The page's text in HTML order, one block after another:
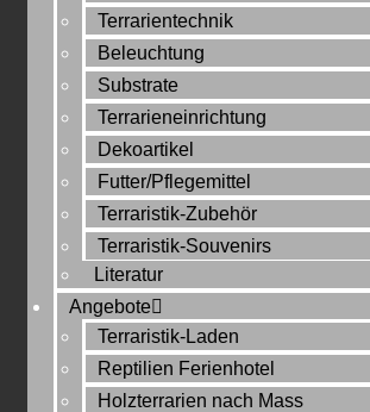
Terrarientechnik
Beleuchtung
Substrate
Terrarieneinrichtung
Dekoartikel
Futter/Pflegemittel
Terraristik-Zubehör
Terraristik-Souvenirs
Literatur
Angebote
Terraristik-Laden
Reptilien Ferienhotel
Holzterrarien nach Mass